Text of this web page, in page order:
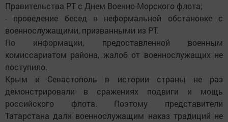
Правительства РТ с Днем Военно-Морского флота;
- проведение бесед в неформальной обстановке с
военнослужащими, призванными из РТ.
По информации, предоставленной военным
комиссариатом района, жалоб от военнослужащих не
поступило.
Крым и Севастополь в истории страны не раз
демонстрировали в сражениях подвиги и мощь
российского флота. Поэтому представители
Татарстана дали военнослужащим наказ традиций не